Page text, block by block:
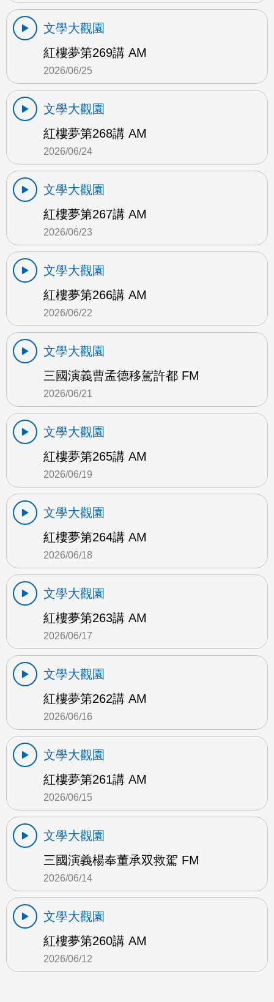
文學大觀園
紅樓夢第269講 AM
2026/06/25
文學大觀園
紅樓夢第268講 AM
2026/06/24
文學大觀園
紅樓夢第267講 AM
2026/06/23
文學大觀園
紅樓夢第266講 AM
2026/06/22
文學大觀園
三國演義曹孟德移駕許都 FM
2026/06/21
文學大觀園
紅樓夢第265講 AM
2026/06/19
文學大觀園
紅樓夢第264講 AM
2026/06/18
文學大觀園
紅樓夢第263講 AM
2026/06/17
文學大觀園
紅樓夢第262講 AM
2026/06/16
文學大觀園
紅樓夢第261講 AM
2026/06/15
文學大觀園
三國演義楊奉董承双救駕 FM
2026/06/14
文學大觀園
紅樓夢第260講 AM
2026/06/12